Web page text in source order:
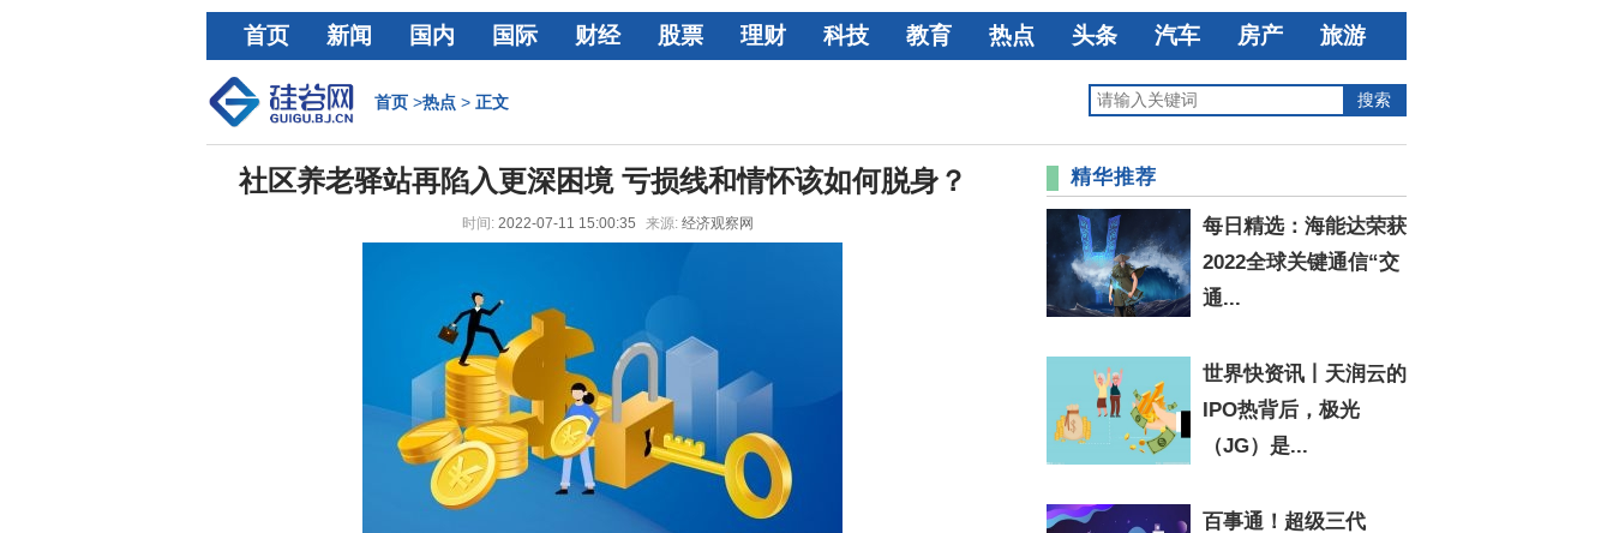
首页 新闻 国内 国际 财经 股票 理财 科技 教育 热点 头条 汽车 房产
旅游
经济
首页>热点> 正文
社区养老驿站再陷入更深困境 亏损线和情怀该如何脱身？
时间: 2022-07-11 15:00:35 来源: 经济观察网
精华推荐
每日精选：海能达荣获
2022全球关键通信“交
通...
世界快资讯丨天润云的
IPO热背后，极光
（JG）是...
百事通！超级三代